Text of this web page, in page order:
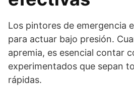
Los pintores de emergencia
para actuar bajo presión.
apremia, es esencial contar
experimentados que sepan
rápidas.